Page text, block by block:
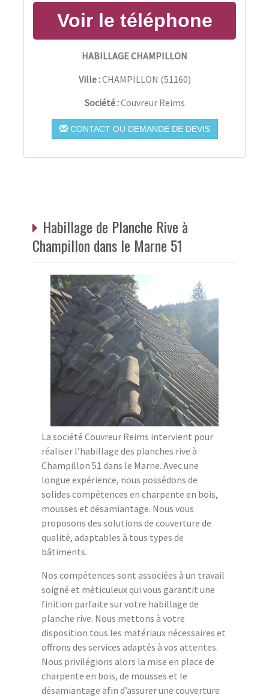
HABILLAGE CHAMPILLON
Ville :CHAMPILLON (51160)
Société :Couvreur Reims
CONTACT OU DEMANDE DE DEVIS
Habillage de Planche Rive à
Champillon dans le Marne 51
La société Couvreur Reims intervient pour
réaliser l’habillage des planches rive à
Champillon 51 dans le Marne. Avec une
longue expérience, nous possédons de
solides compétences en charpente en bois,
mousses et désamiantage. Nous vous
proposons des solutions de couverture de
qualité, adaptables à tous types de
bâtiments.
Nos compétences sont associées à un travail
soigné et méticuleux qui vous garantit une
finition parfaite sur votre habillage de
planche rive. Nous mettons à votre
disposition tous les matériaux nécessaires et
offrons des services adaptés à vos attentes.
Nous privilégions alors la mise en place de
charpente en bois, de mousses et le
désamiantage afin d’assurer une couverture